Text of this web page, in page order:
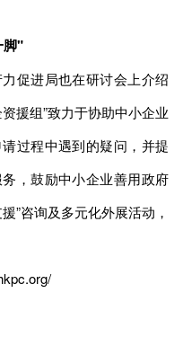
脚"
促进局也在研讨会上介绍
援组”致力于协助中小企业
过程中遇到的疑问，并提
，鼓励中小企业善用政府
”咨询及多元化外展活动，